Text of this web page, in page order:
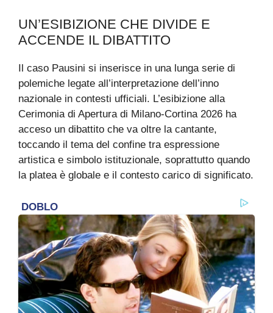
UN’ESIBIZIONE CHE DIVIDE E
ACCENDE IL DIBATTITO
Il caso Pausini si inserisce in una lunga serie di
polemiche legate all’interpretazione dell’inno
nazionale in contesti ufficiali. L’esibizione alla
Cerimonia di Apertura di Milano-Cortina 2026 ha
acceso un dibattito che va oltre la cantante,
toccando il tema del confine tra espressione
artistica e simbolo istituzionale, soprattutto quando
la platea è globale e il contesto carico di significato.